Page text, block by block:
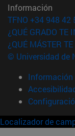
Información
TFNO +34 948 42
¿QUÉ GRADO TE
¿QUÉ MÁSTER
© Universidad de
Información
Localizador de